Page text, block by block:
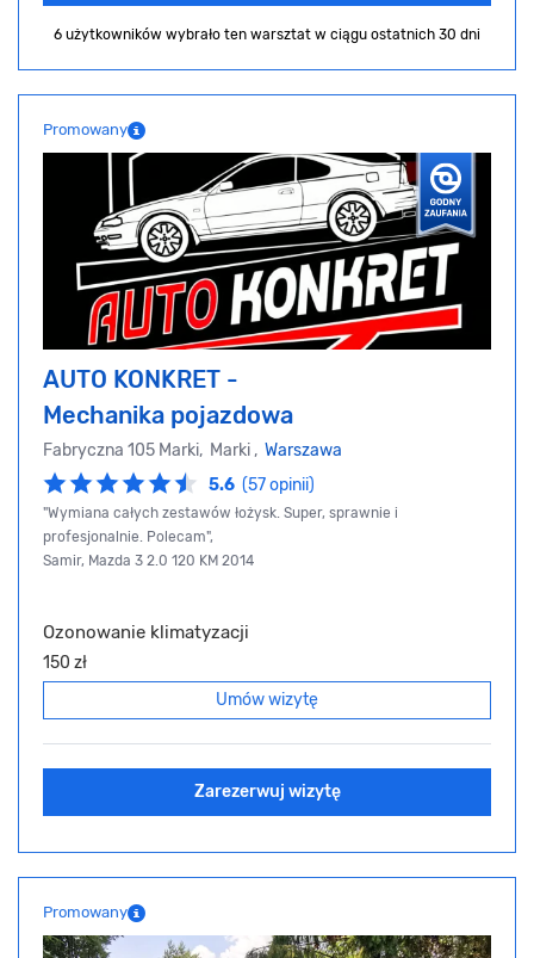
6 użytkowników wybrało ten warsztat w ciągu ostatnich 30 dni
Promowany
AUTO KONKRET -
Mechanika pojazdowa
Fabryczna 105 Marki, Marki , Warszawa
5.6 (57 opinii)
"Wymiana całych zestawów łożysk. Super, sprawnie i
profesjonalnie. Polecam",
Samir, Mazda 3 2.0 120 KM 2014
Ozonowanie klimatyzacji
150 zł
Umów wizytę
Zarezerwuj wizytę
Promowany